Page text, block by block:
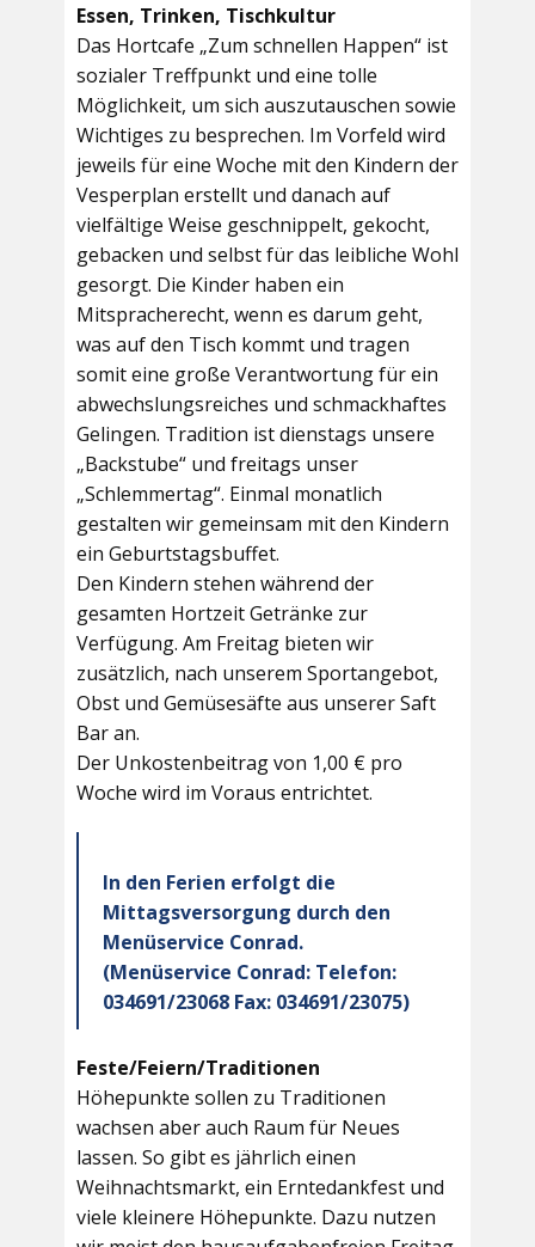
Essen, Trinken, Tischkultur
Das Hortcafe „Zum schnellen Happen“ ist
sozialer Treffpunkt und eine tolle
Möglichkeit, um sich auszutauschen sowie
Wichtiges zu besprechen. Im Vorfeld wird
jeweils für eine Woche mit den Kindern der
Vesperplan erstellt und danach auf
vielfältige Weise geschnippelt, gekocht,
gebacken und selbst für das leibliche Wohl
gesorgt. Die Kinder haben ein
Mitspracherecht, wenn es darum geht,
was auf den Tisch kommt und tragen
somit eine große Verantwortung für ein
abwechslungsreiches und schmackhaftes
Gelingen. Tradition ist dienstags unsere
„Backstube“ und freitags unser
„Schlemmertag“. Einmal monatlich
gestalten wir gemeinsam mit den Kindern
ein Geburtstagsbuffet.
Den Kindern stehen während der
gesamten Hortzeit Getränke zur
Verfügung. Am Freitag bieten wir
zusätzlich, nach unserem Sportangebot,
Obst und Gemüsesäfte aus unserer Saft
Bar an.
Der Unkostenbeitrag von 1,00 € pro
Woche wird im Voraus entrichtet.
In den Ferien erfolgt die
Mittagsversorgung durch den
Menüservice Conrad.
(Menüservice Conrad: Telefon:
034691/23068 Fax: 034691/23075)
Feste/Feiern/Traditionen
Höhepunkte sollen zu Traditionen
wachsen aber auch Raum für Neues
lassen. So gibt es jährlich einen
Weihnachtsmarkt, ein Erntedankfest und
viele kleinere Höhepunkte. Dazu nutzen